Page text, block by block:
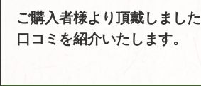
ご購入者様より頂戴しました
口コミを紹介いたします。